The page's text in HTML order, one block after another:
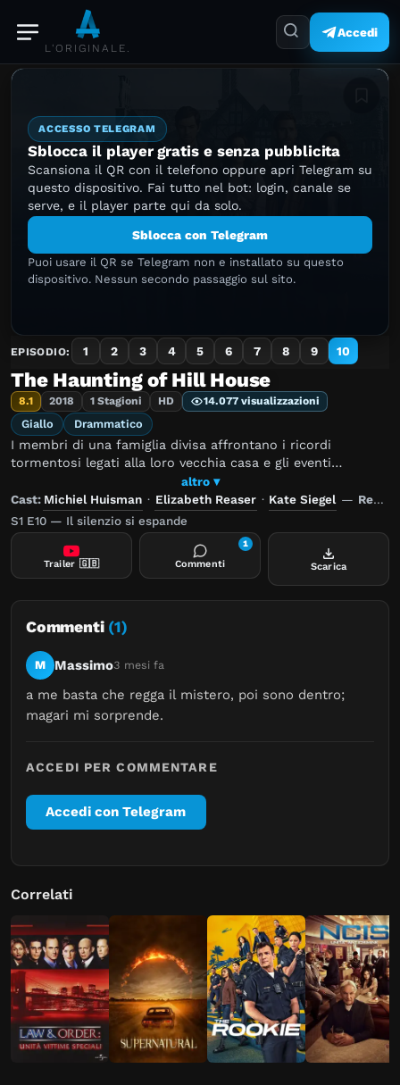
L'ORIGINALE.
Accedi
ACCESSO TELEGRAM
Sblocca il player gratis e senza pubblicita
Scansiona il QR con il telefono oppure apri Telegram su
questo dispositivo. Fai tutto nel bot: login, canale se
serve, e il player parte qui da solo.
Sblocca con Telegram
Puoi usare il QR se Telegram non e installato su questo
dispositivo. Nessun secondo passaggio sul sito.
EPISODIO: 1 2 3 4 5 6 7 8 9 10
The Haunting of Hill House
8.1 2018 1 Stagioni HD 14.077 visualizzazioni
Giallo Drammatico
I membri di una famiglia divisa affrontano i ricordi
tormentosi legati alla loro vecchia casa e gli eventi
terrificanti che li hanno spinti ad abbandonarla.
altro ▾
Cast: Michiel Huisman · Elizabeth Reaser · Kate Siegel — Regia:
S1 E10 — Il silenzio si espande
Trailer 🇬🇧 Commenti
1
Scarica
Commenti (1)
M Massimo3 mesi fa
a me basta che regga il mistero, poi sono dentro;
magari mi sorprende.
ACCEDI PER COMMENTARE
Accedi con Telegram
Correlati